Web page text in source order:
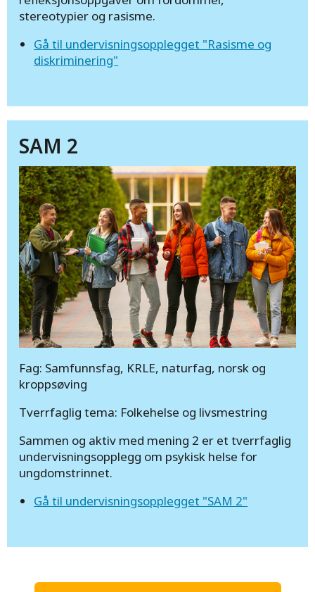
stereotypier og rasisme.
Gå til undervisningsopplegget "Rasisme og
diskriminering"
SAM 2
Fag: Samfunnsfag, KRLE, naturfag, norsk og
kroppsøving
Tverrfaglig tema: Folkehelse og livsmestring
Sammen og aktiv med mening 2 er et tverrfaglig
undervisningsopplegg om psykisk helse for
ungdomstrinnet.
Gå til undervisningsopplegget "SAM 2"